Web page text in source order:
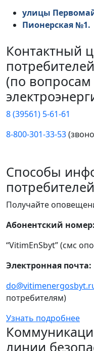
улицы
Пионерская №1.
Контактный
(по
8 (39561) 5-61-61
8-800-301-33-53
Способы
потребителей
Получайте
Абонентский номер:
“VitimEnSbyt” (смс
Электронная почта:
потребителям)
Узнать подробнее
линии